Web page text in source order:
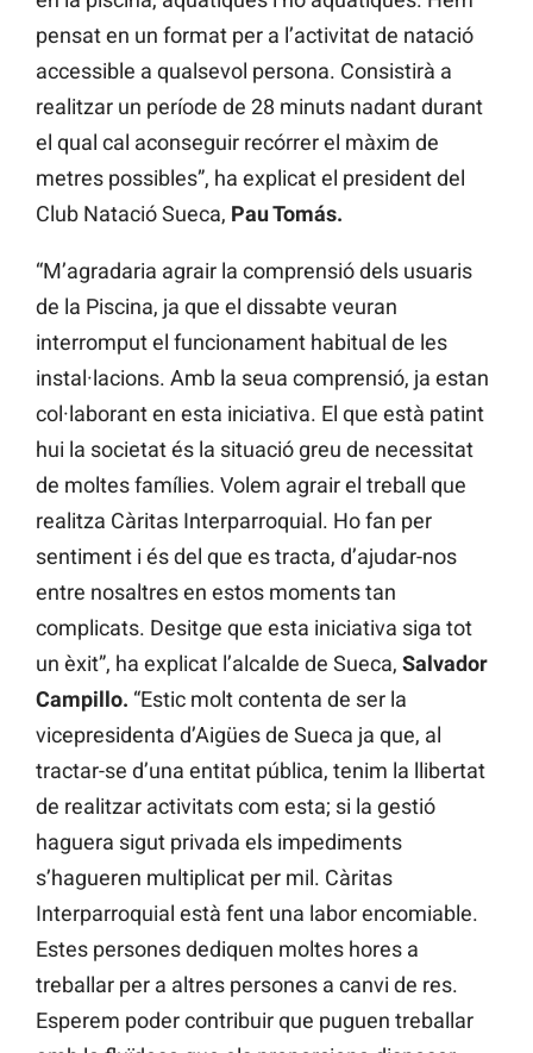
pensat en un format per a l’activitat de natació
accessible a qualsevol persona. Consistirà a
realitzar un període de 28 minuts nadant durant
el qual cal aconseguir recórrer el màxim de
metres possibles”, ha explicat el president del
Club Natació Sueca, Pau Tomás.
“M’agradaria agrair la comprensió dels usuaris
de la Piscina, ja que el dissabte veuran
interromput el funcionament habitual de les
instal·lacions. Amb la seua comprensió, ja estan
col·laborant en esta iniciativa. El que està patint
hui la societat és la situació greu de necessitat
de moltes famílies. Volem agrair el treball que
realitza Càritas Interparroquial. Ho fan per
sentiment i és del que es tracta, d’ajudar-nos
entre nosaltres en estos moments tan
complicats. Desitge que esta iniciativa siga tot
un èxit”, ha explicat l’alcalde de Sueca, Salvador
Campillo. “Estic molt contenta de ser la
vicepresidenta d’Aigües de Sueca ja que, al
tractar-se d’una entitat pública, tenim la llibertat
de realitzar activitats com esta; si la gestió
haguera sigut privada els impediments
s’hagueren multiplicat per mil. Càritas
Interparroquial està fent una labor encomiable.
Estes persones dediquen moltes hores a
treballar per a altres persones a canvi de res.
Esperem poder contribuir que puguen treballar